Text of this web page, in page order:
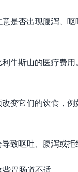
是否出现腹泻、
牛斯山的医疗费用。
变它们的饮食，
致呕吐、腹泻或拒